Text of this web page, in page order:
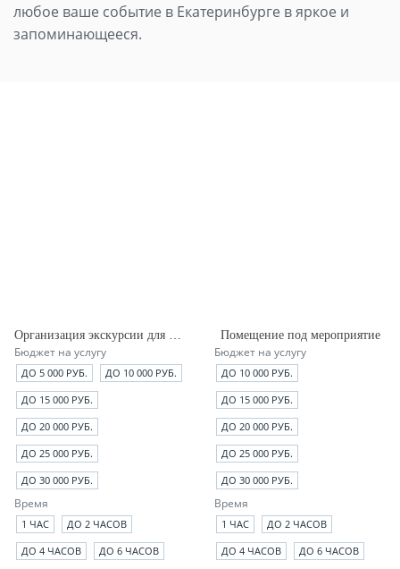
любое ваше событие в Екатеринбурге в яркое и
запоминающееся.
Организация экскурсии для группы
Бюджет на услугу
ДО 5 000 РУБ.
ДО 10 000 РУБ.
ДО 15 000 РУБ.
ДО 20 000 РУБ.
ДО 25 000 РУБ.
ДО 30 000 РУБ.
Время
1 ЧАС
ДО 2 ЧАСОВ
ДО 4 ЧАСОВ
ДО 6 ЧАСОВ
Помещение под мероприятие
Бюджет на услугу
ДО 10 000 РУБ.
ДО 15 000 РУБ.
ДО 20 000 РУБ.
ДО 25 000 РУБ.
ДО 30 000 РУБ.
Время
1 ЧАС
ДО 2 ЧАСОВ
ДО 4 ЧАСОВ
ДО 6 ЧАСОВ